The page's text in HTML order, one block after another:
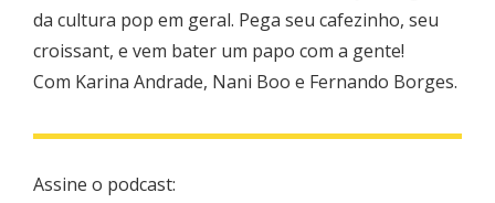
da cultura pop em geral. Pega seu cafezinho, seu
croissant, e vem bater um papo com a gente!
Com Karina Andrade, Nani Boo e Fernando Borges.
Assine o podcast: